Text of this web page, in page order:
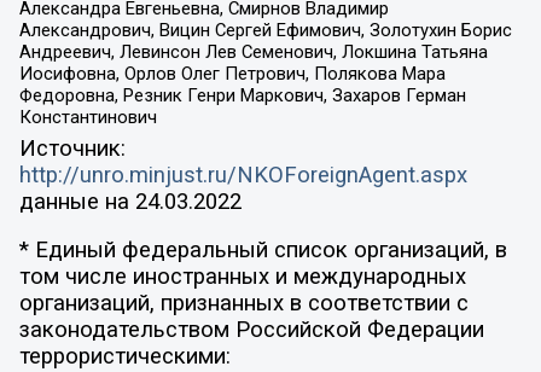
Александра Евгеньевна, Смирнов Владимир
Александрович, Вицин Сергей Ефимович, Золотухин Борис
Андреевич, Левинсон Лев Семенович, Локшина Татьяна
Иосифовна, Орлов Олег Петрович, Полякова Мара
Федоровна, Резник Генри Маркович, Захаров Герман
Константинович
Источник:
http://unro.minjust.ru/NKOForeignAgent.aspx
данные на 24.03.2022
* Единый федеральный список организаций, в
том числе иностранных и международных
организаций, признанных в соответствии с
законодательством Российской Федерации
террористическими: